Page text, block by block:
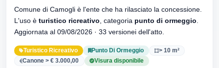
Comune di Camogli è l'ente che ha rilasciato la concessione.
L'uso è turistico ricreativo , categoria punto di ormeggio
Aggiornata al 09/08/2026 · 33 versionei dell'atto.
Turistico Ricreativo Punto Di Ormeggio
> 10 m²
Canone > € 3.000,00
Visura disponibile